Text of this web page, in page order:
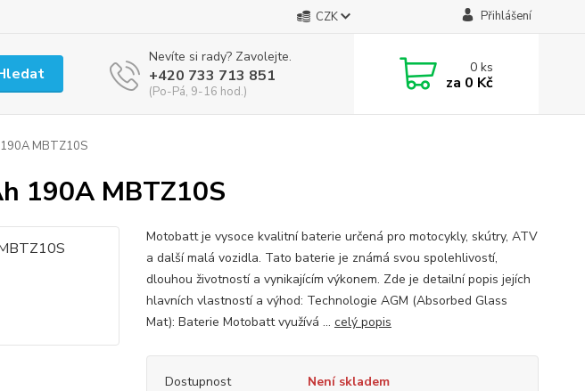
CZK Přihlášení
Nevíte si rady? Zavolejte.
+420 733 713 851
(Po-Pá, 9-16 hod.)
0ks
za 0 Kč
MBTZ10S
190A MBTZ10S
Motobatt je vysoce kvalitní baterie určená pro motocykly, skútry, ATV
a další malá vozidla. Tato baterie je známá svou spolehlivostí,
dlouhou životností a vynikajícím výkonem. Zde je detailní popis jejích
hlavních vlastností a výhod: Technologie AGM (Absorbed Glass
Mat): Baterie Motobatt využívá ... celý popis
Dostupnost Není skladem